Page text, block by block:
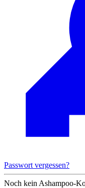
Passwort vergessen?
Noch kein Ashampoo-